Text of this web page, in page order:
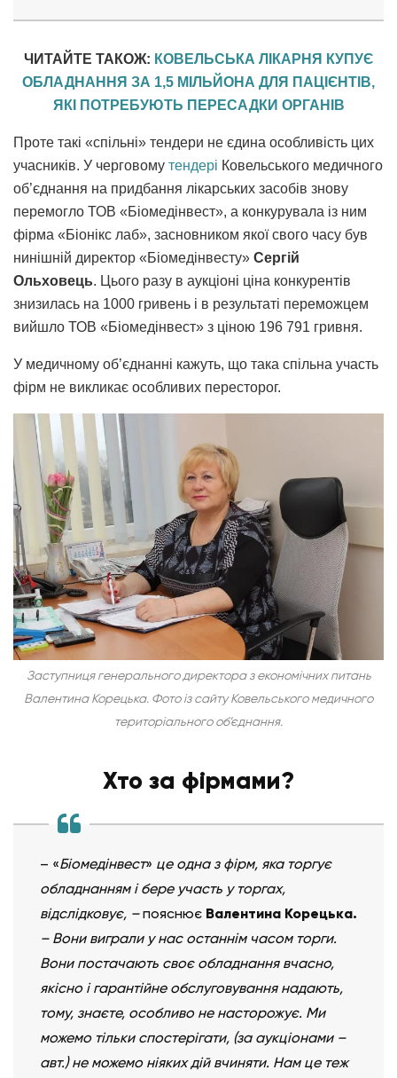
ЧИТАЙТЕ ТАКОЖ: КОВЕЛЬСЬКА ЛІКАРНЯ КУПУЄ
ОБЛАДНАННЯ ЗА 1,5 МІЛЬЙОНА ДЛЯ ПАЦІЄНТІВ,
ЯКІ ПОТРЕБУЮТЬ ПЕРЕСАДКИ ОРГАНІВ
Проте такі «спільні» тендери не єдина особливість цих
учасників. У черговому тендері Ковельського медичного
об’єднання на придбання лікарських засобів знову
перемогло ТОВ «Біомедінвест», а конкурувала із ним
фірма «Біонікс лаб», засновником якої свого часу був
нинішній директор «Біомедінвесту» Сергій
Ольховець. Цього разу в аукціоні ціна конкурентів
знизилась на 1000 гривень і в результаті переможцем
вийшло ТОВ «Біомедінвест» з ціною 196 791 гривня.
У медичному об’єднанні кажуть, що така спільна участь
фірм не викликає особливих пересторог.
Заступниця генерального директора з економічних питань
Валентина Корецька. Фото із сайту Ковельського медичного
територіального об’єднання.
Хто за фірмами?
– «Біомедінвест» це одна з фірм, яка торгує
обладнанням і бере участь у торгах,
відслідковує, –пояснює Валентина Корецька.
– Вони виграли у нас останнім часом торги.
Вони постачають своє обладнання вчасно,
якісно і гарантійне обслуговування надають,
тому, знаєте, особливо не насторожує. Ми
можемо тільки спостерігати, (за аукціонами –
авт.) не можемо ніяких дій вчиняти. Нам це теж